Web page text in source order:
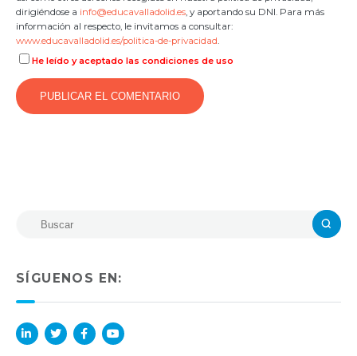
dirigiéndose a info@educavalladolid.es, y aportando su DNI. Para más
información al respecto, le invitamos a consultar:
www.educavalladolid.es/politica-de-privacidad.
He leído y aceptado las condiciones de uso
SÍGUENOS EN: